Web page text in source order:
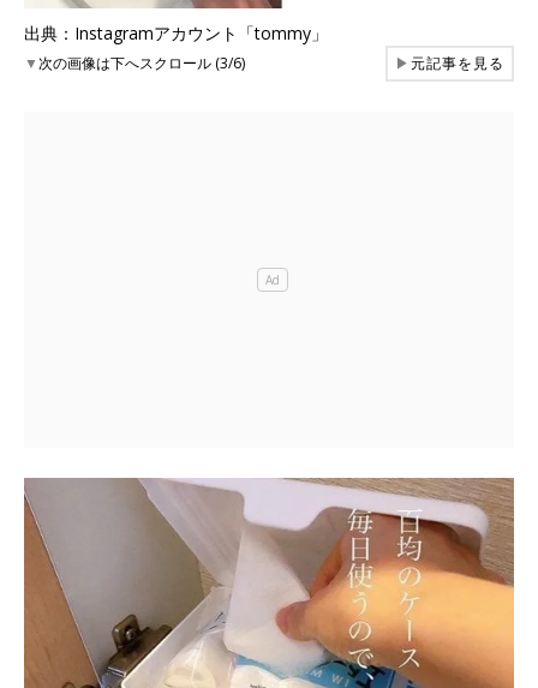
出典：Instagramアカウント「tommy」
▼次の画像は下へスクロール (3/6) ▶元記事を見る